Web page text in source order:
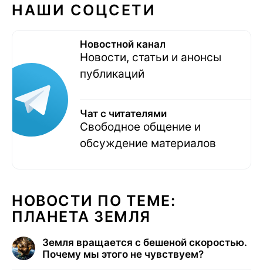
НАШИ СОЦСЕТИ
Новостной канал
Новости, статьи и анонсы
публикаций
Чат с читателями
Свободное общение и
обсуждение материалов
НОВОСТИ ПО ТЕМЕ:
ПЛАНЕТА ЗЕМЛЯ
Земля вращается с бешеной скоростью.
Почему мы этого не чувствуем?